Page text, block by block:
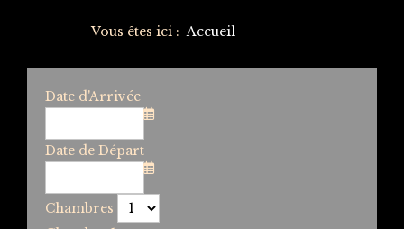
Vous êtes ici :Accueil
Date d'Arrivée
Date de Départ
Chambres